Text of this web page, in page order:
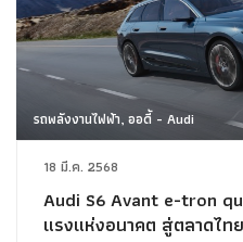
รถพลังงานไฟฟ้า, ออดี้ - Audi
18 มี.ค. 2568
Audi S6 Avant e-tron
แรงแห่งอนาคต สู่ตลาดไทย